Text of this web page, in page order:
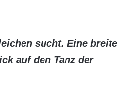
sucht. Eine breite
auf den Tanz der